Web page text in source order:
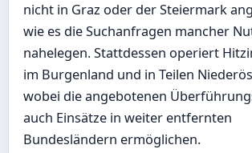
nicht in Graz oder der Steiermark
wie es die Suchanfragen mancher
nahelegen. Stattdessen operiert
im Burgenland und in Teilen
wobei die angebotenen
auch Einsätze in weiter entfernten
Bundesländern ermöglichen.